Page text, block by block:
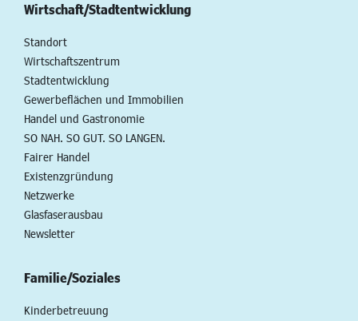
Wirtschaft/Stadtentwicklung
Standort
Wirtschaftszentrum
Stadtentwicklung
Gewerbeflächen und Immobilien
Handel und Gastronomie
SO NAH. SO GUT. SO LANGEN.
Fairer Handel
Existenzgründung
Netzwerke
Glasfaserausbau
Newsletter
Familie/Soziales
Kinderbetreuung